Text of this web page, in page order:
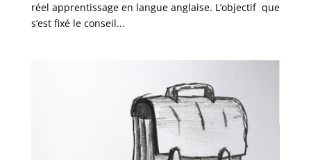
réel apprentissage en langue anglaise. L’objectif que
s’est fixé le conseil...